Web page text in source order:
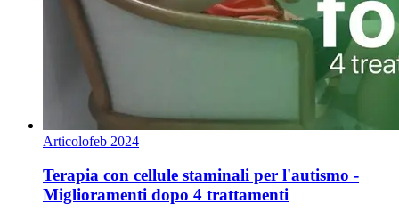
Articolofeb 2024
Terapia con cellule staminali per l'autismo -
Miglioramenti dopo 4 trattamenti